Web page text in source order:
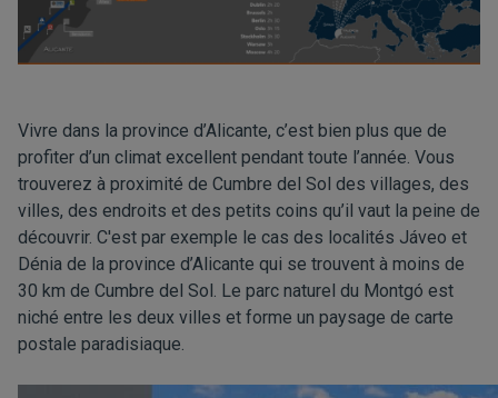
Vivre dans la province d’Alicante, c’est bien plus que de
profiter d’un climat excellent pendant toute l’année. Vous
trouverez à proximité de Cumbre del Sol des villages, des
villes, des endroits et des petits coins qu’il vaut la peine de
découvrir. C'est par exemple le cas des localités Jáveo et
Dénia de la province d’Alicante qui se trouvent à moins de
30 km de Cumbre del Sol. Le parc naturel du Montgó est
niché entre les deux villes et forme un paysage de carte
postale paradisiaque.